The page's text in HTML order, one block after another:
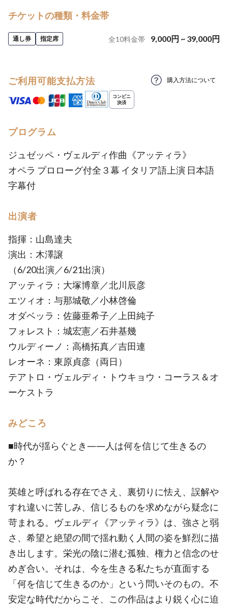
チケットの種類・料金帯
通し券 指定席 全10料金帯 9,000円 ~ 39,000円
ご利用可能支払方法 購入方法について
プログラム
ジュゼッペ・ヴェルディ作曲《アッティラ》
オペラ プロローグ付全３幕 イタリア語上演 日本語
字幕付
出演者
指揮：山島達夫
演出：木澤譲
（6/20出演／6/21出演）
アッティラ：大塚博章／北川辰彦
エツィオ：与那城敬／小林啓倫
オダベッラ：佐藤亜希子／上田純子
フォレスト：城宏憲／石井基幾
ウルディーノ：高橋拓真／吉田連
レオーネ：東原貞彦（両日）
テアトロ・ヴェルディ・トウキョウ・コーラス＆オ
ーケストラ
みどころ
■時代が揺らぐとき――人は何を信じて生きるの
か？
英雄と呼ばれる存在でさえ、裏切りに怯え、誤解や
すれ違いに苦しみ、信じるものを求めながら疑念に
苛まれる。ヴェルディ《アッティラ》は、強さと弱
さ、希望と絶望の間で揺れ動く人間の姿を鮮烈に描
き出します。栄光の陰に潜む孤独、権力と信念のせ
めぎ合い。それは、今を生きる私たちが直面する
「何を信じて生きるのか」という問いそのもの。不
安定な時代だからこそ、この作品はより鋭く心に迫